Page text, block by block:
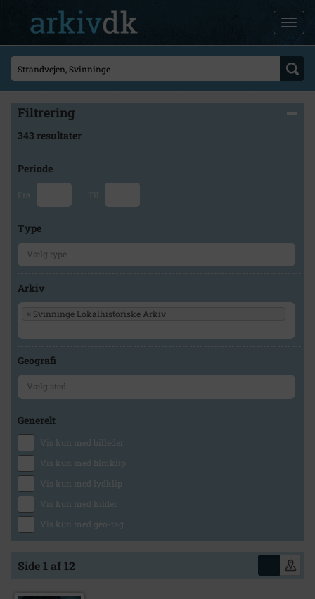
Filtrering
343 resultater
Periode
Fra Til
Type
Arkiv
× Svinninge Lokalhistoriske Arkiv
Geografi
Generelt
Vis kun med billeder
Vis kun med filmklip
Vis kun med lydklip
Vis kun med kilder
Vis kun med geo-tag
Side 1 af 12